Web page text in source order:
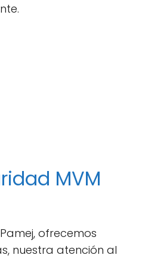
MVM
ofrecemos
nuestra atención al